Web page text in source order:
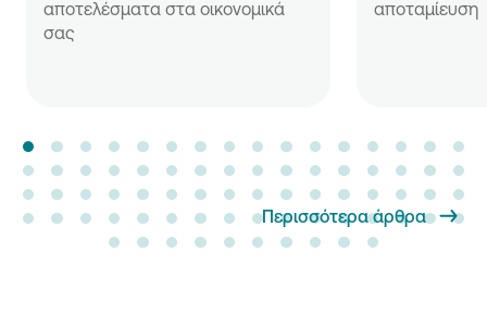
αποτελέσματα στα οικονομικά
σας
αποταμίευση
Περισσότερα άρθρα